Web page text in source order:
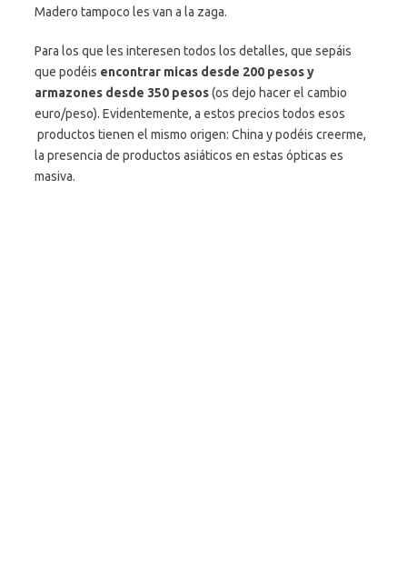
Madero tampoco les van a la zaga.
Para los que les interesen todos los detalles, que sepáis
que podéis encontrar micas desde 200 pesos y
armazones desde 350 pesos(os dejo hacer el cambio
euro/peso). Evidentemente, a estos precios todos esos
productos tienen el mismo origen: China y podéis creerme,
la presencia de productos asiáticos en estas ópticas es
masiva.